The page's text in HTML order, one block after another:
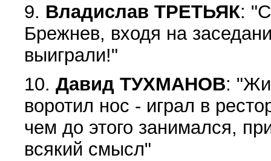
9. Владислав ТРЕТЬЯК:
Брежнев, входя на
выиграли!"
10. Давид ТУХМАНОВ:
воротил нос - играл в
чем до этого занимался,
всякий смысл"